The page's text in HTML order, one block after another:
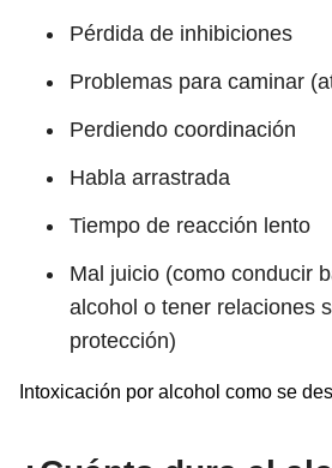
Pérdida de inhibiciones
Problemas para caminar
Perdiendo coordinación
Habla arrastrada
Tiempo de reacción lento
Mal juicio (como conducir
alcohol o tener relaciones
protección)
Intoxicación por alcohol como se